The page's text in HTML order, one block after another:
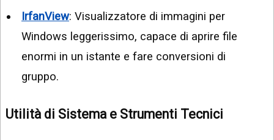
IrfanView: Visualizzatore di immagini per
Windows leggerissimo, capace di aprire file
enormi in un istante e fare conversioni di
gruppo.
Utilità di Sistema e Strumenti Tecnici